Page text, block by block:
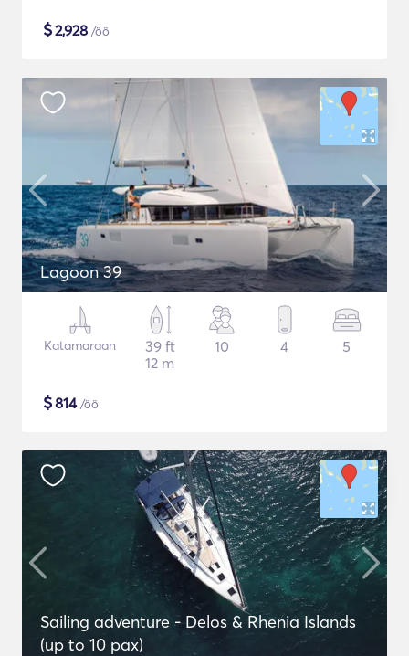
$2,928 /öö
Lagoon 39
Katamaraan
39 ft
12 m
10 4 5
$814/öö
Sailing adventure - Delos & Rhenia Islands
(up to 10 pax)